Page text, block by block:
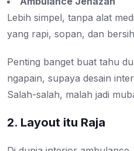
Lebih simpel, tanpa alat
yang rapi, sopan, dan
Penting banget buat tahu
ngapain, supaya desain
Salah-salah, malah jadi
2. Layout itu Raja